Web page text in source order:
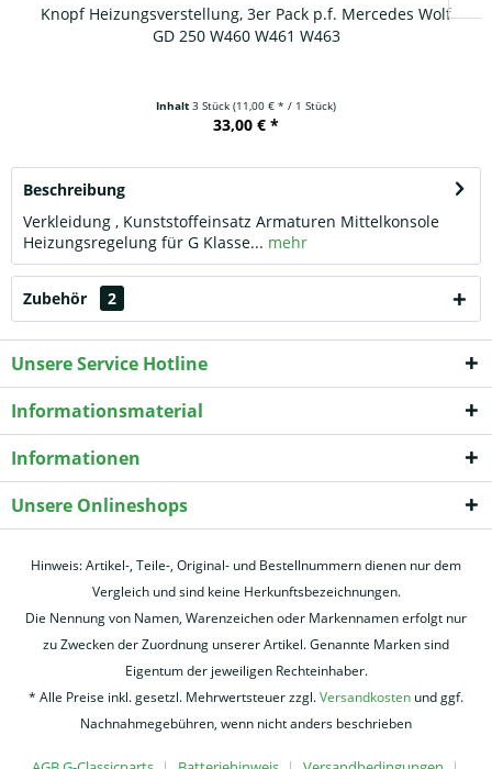
Knopf Heizungsverstellung, 3er Pack p.f. Mercedes Wolf
GD 250 W460 W461 W463
Inhalt 3 Stück (11,00 € * / 1 Stück)
33,00 € *
Beschreibung
Verkleidung , Kunststoffeinsatz Armaturen Mittelkonsole
Heizungsregelung für G Klasse... mehr
Zubehör 2
Unsere Service Hotline
Informationsmaterial
Informationen
Unsere Onlineshops
Hinweis: Artikel-, Teile-, Original- und Bestellnummern dienen nur dem
Vergleich und sind keine Herkunftsbezeichnungen.
Die Nennung von Namen, Warenzeichen oder Markennamen erfolgt nur
zu Zwecken der Zuordnung unserer Artikel. Genannte Marken sind
Eigentum der jeweiligen Rechteinhaber.
* Alle Preise inkl. gesetzl. Mehrwertsteuer zzgl.Versandkosten und ggf.
Nachnahmegebühren, wenn nicht anders beschrieben